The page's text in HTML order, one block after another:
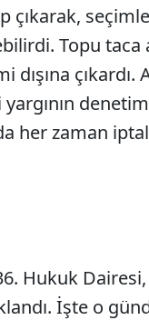
çıkarak,
Topu taca
çıkardı.
her zaman
Hukuk
İşte o